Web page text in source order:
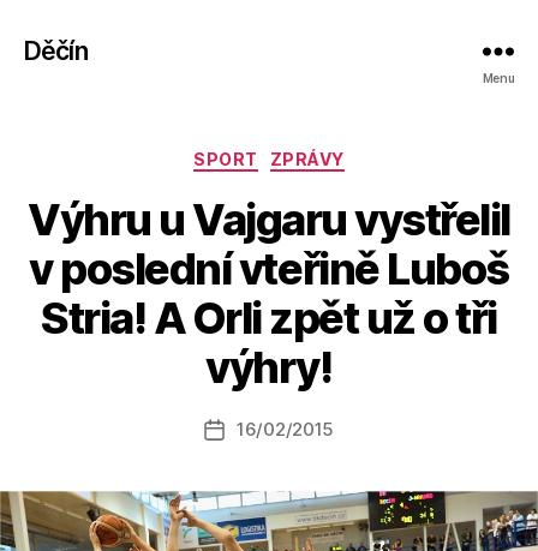
Děčín
Menu
Rubriky
SPORT ZPRÁVY
Výhru u Vajgaru vystřelil
v poslední vteřině Luboš
Stria! A Orli zpět už o tři
výhry!
Autor
příspěvku
A
u
o
a
s
o
Datum
16/02/2015